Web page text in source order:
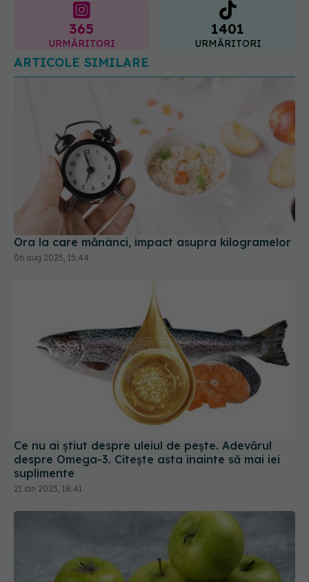
ARTICOLE SIMILARE
Ora la care mănânci, impact asupra kilogramelor
06 aug 2025, 15:44
Ce nu ai știut despre uleiul de pește. Adevărul
despre Omega-3. Citește asta înainte să mai iei
21 ian 2025, 18:41